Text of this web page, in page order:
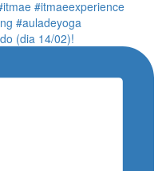
(dia 14/02)!